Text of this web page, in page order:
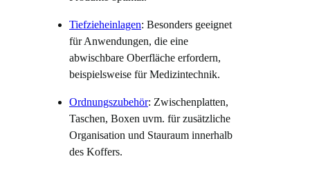
Tiefzieheinlagen: Besonders geeignet
für Anwendungen, die eine
abwischbare Oberfläche erfordern,
beispielsweise für Medizintechnik.
Ordnungszubehör: Zwischenplatten,
Taschen, Boxen uvm. für zusätzliche
Organisation und Stauraum innerhalb
des Koffers.